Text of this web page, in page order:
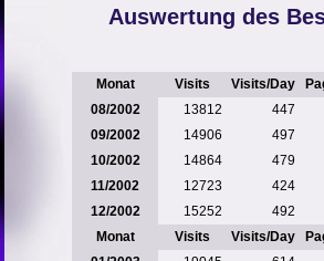
Auswertung des
Monat Visits Visits/Day
08/2002
13812
447
09/2002
14906
497
10/2002
14864
479
11/2002
12723
424
12/2002
15252
492
Monat
Visits Visits/Day